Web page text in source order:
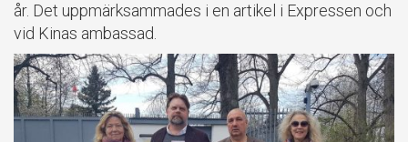
år. Det uppmärksammades i en artikel i Expressen och
vid Kinas ambassad.